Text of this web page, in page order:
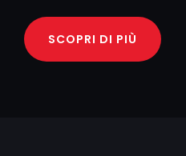
SCOPRI DI PIÙ